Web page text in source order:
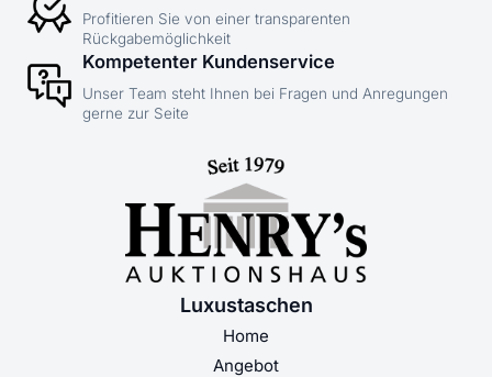
Profitieren Sie von einer transparenten
Rückgabemöglichkeit
Kompetenter Kundenservice
Unser Team steht Ihnen bei Fragen und Anregungen
gerne zur Seite
Luxustaschen
Home
Angebot